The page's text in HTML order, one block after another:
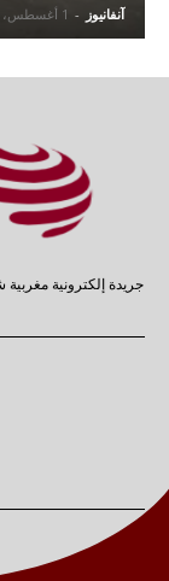
آنفانيوز - 1 أغسطس، 2026
جريدة إلكترونية